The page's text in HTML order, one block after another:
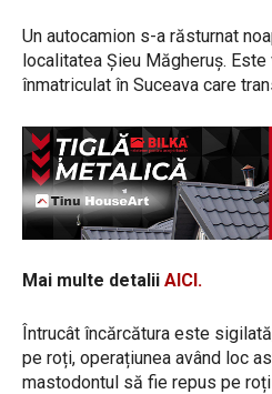
Un autocamion s-a răsturnat
localitatea Șieu Măgheruș.
înmatriculat în Suceava care
Mai multe detalii AICI.
Întrucât încărcătura este
pe roți, operațiunea având loc
mastodontul să fie repus pe